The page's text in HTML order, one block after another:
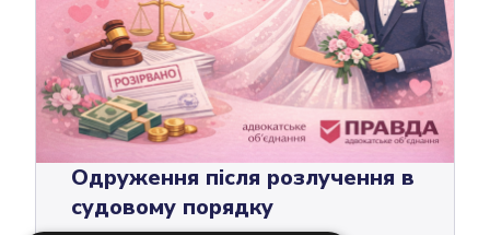
Одруження після розлучення в
судовому порядку